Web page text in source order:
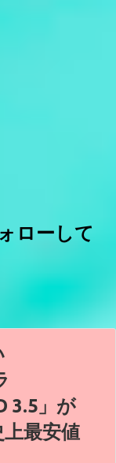
ローして
3.5」が
最安値